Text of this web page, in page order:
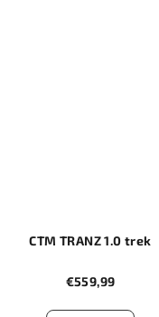
CTM TRANZ 1.0 trek
€559,99